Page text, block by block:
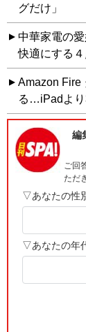
グだけ」
中華家電の
快適にする４
Amazon Fire
る…iPadより